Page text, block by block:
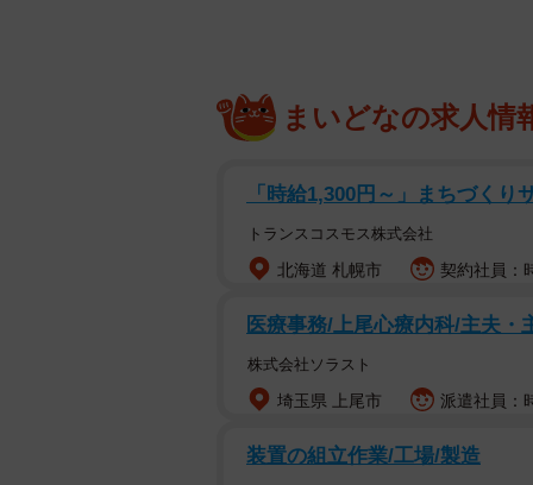
まいどなの求人情
「時給1,300円～」まちづく
トランスコスモス株式会社
北海道 札幌市 契約社員：
医療事務/上尾心療内科/主夫・
株式会社ソラスト
埼玉県 上尾市 派遣社員：
装置の組立作業/工場/製造